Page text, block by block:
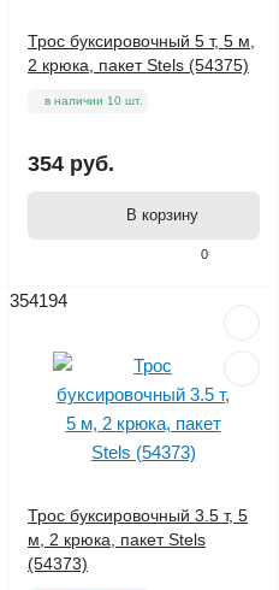
0
Трос буксировочный 5 т, 5 м,
2 крюка, пакет Stels (54375)
в наличии 10 шт.
354 руб.
В корзину
354194
Трос буксировочный 3.5 т, 5
м, 2 крюка, пакет Stels
(54373)